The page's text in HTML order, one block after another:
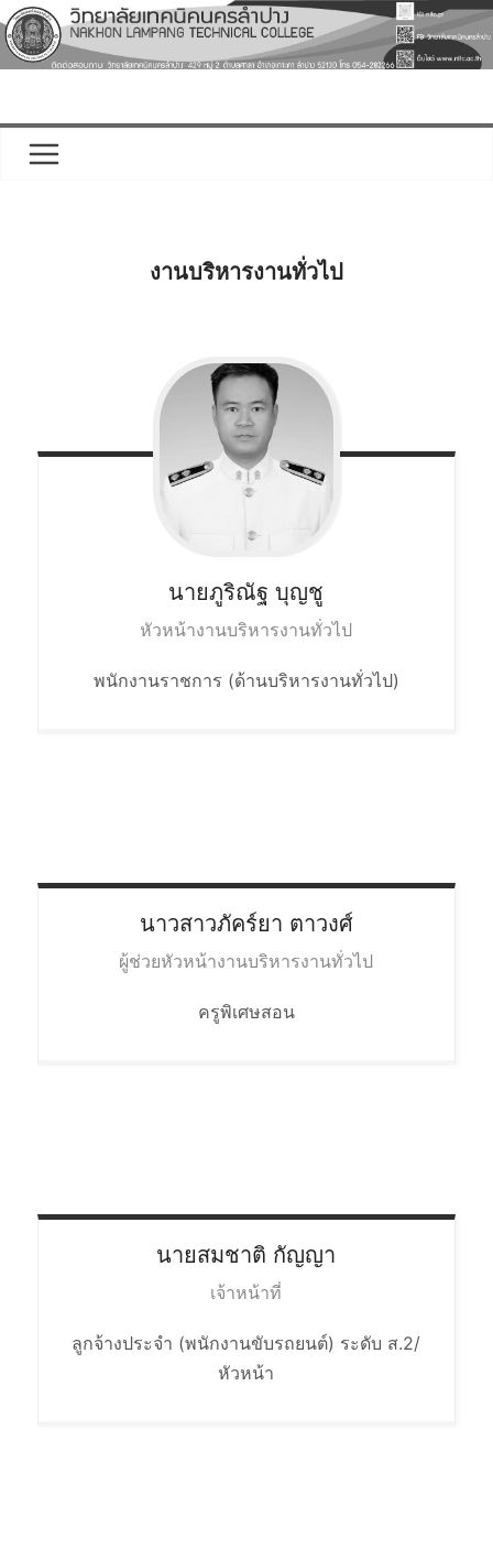
งานบริหารงานทั่วไป
นายภูริณัฐ บุญชู
หัวหน้างานบริหารงานทั่วไป
พนักงานราชการ (ด้านบริหารงานทั่วไป)
นาวสาวภัคร์ยา ตาวงศ์
ผู้ช่วยหัวหน้างานบริหารงานทั่วไป
ครูพิเศษสอน
นายสมชาติ กัญญา
เจ้าหน้าที่
ลูกจ้างประจำ (พนักงานขับรถยนต์) ระดับ ส.2/
หัวหน้า